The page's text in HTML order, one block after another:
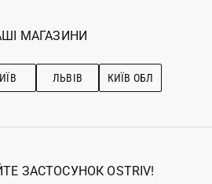
Ostriv Club+
магазини
з догляду
МАГАЗИНИ
ЛЬВІВ КИЇВ ОБЛ
ЗАСТОСУНОК OSTRIV!